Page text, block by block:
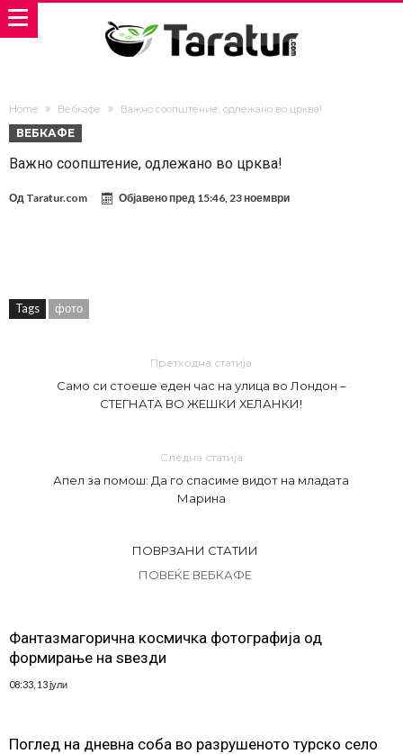
Home Вебкафе Важно соопштение, одлежано во црква!
ВЕБКАФЕ
Важно соопштение, одлежано во црква!
Од Taratur.com Објавено пред 15:46, 23 ноември
Tags фото
Претходна статија
Само си стоеше еден час на улицa во Лондон –
СТЕГНАТА ВО ЖЕШКИ ХЕЛАНКИ!
Следна статија
Апел за помош: Да го спасиме видот на младата
Марина
ПОВРЗАНИ СТАТИИ
ПОВЕЌЕ ВЕБКАФЕ
Фантазмагорична космичка фотографија од
формирање на ѕвезди
08:33, 13 јули
Поглед на дневна соба во разрушеното турско село